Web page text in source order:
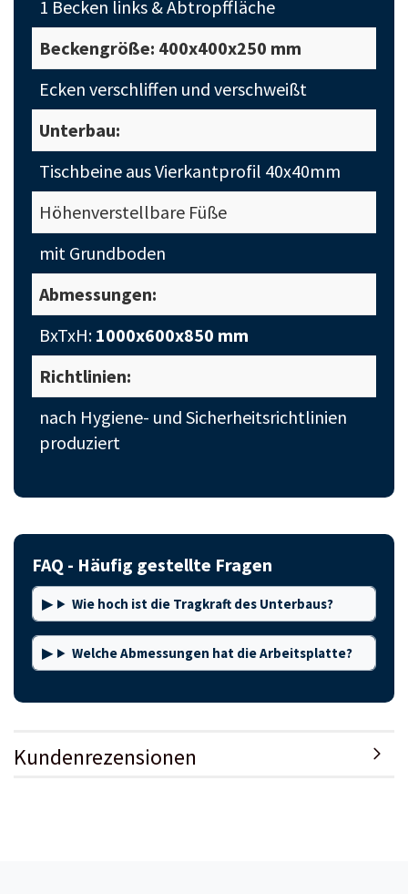
1 Becken links & Abtropffläche
Beckengröße: 400x400x250 mm
Ecken verschliffen und verschweißt
Unterbau:
Tischbeine aus Vierkantprofil 40x40mm
Höhenverstellbare Füße
mit Grundboden
Abmessungen:
BxTxH: 1000x600x850 mm
Richtlinien:
nach Hygiene- und Sicherheitsrichtlinien
produziert
FAQ - Häufig gestellte Fragen
Wie hoch ist die Tragkraft des Unterbaus?
Welche Abmessungen hat die Arbeitsplatte?
Kundenrezensionen